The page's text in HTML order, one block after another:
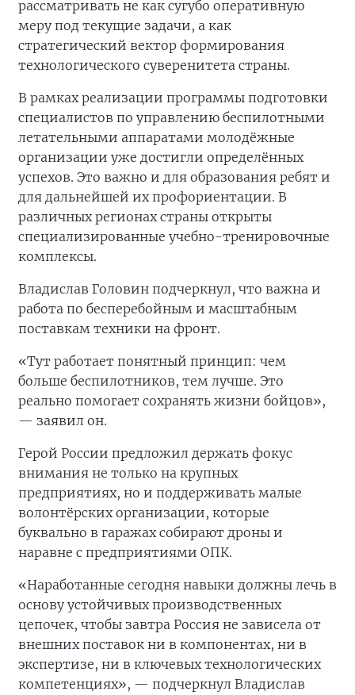
рассматривать не как сугубо оперативную
меру под текущие задачи, а как
стратегический вектор формирования
технологического суверенитета страны.
В рамках реализации программы подготовки
специалистов по управлению беспилотными
летательными аппаратами молодёжные
организации уже достигли определённых
успехов. Это важно и для образования ребят и
для дальнейшей их профориентации. В
различных регионах страны открыты
специализированные учебно-тренировочные
комплексы.
Владислав Головин подчеркнул, что важна и
работа по бесперебойным и масштабным
поставкам техники на фронт.
«Тут работает понятный принцип: чем
больше беспилотников, тем лучше. Это
реально помогает сохранять жизни бойцов»,
— заявил он.
Герой России предложил держать фокус
внимания не только на крупных
предприятиях, но и поддерживать малые
волонтёрских организации, которые
буквально в гаражах собирают дроны и
наравне с предприятиями ОПК.
«Наработанные сегодня навыки должны лечь в
основу устойчивых производственных
цепочек, чтобы завтра Россия не зависела от
внешних поставок ни в компонентах, ни в
экспертизе, ни в ключевых технологических
компетенциях», — подчеркнул Владислав